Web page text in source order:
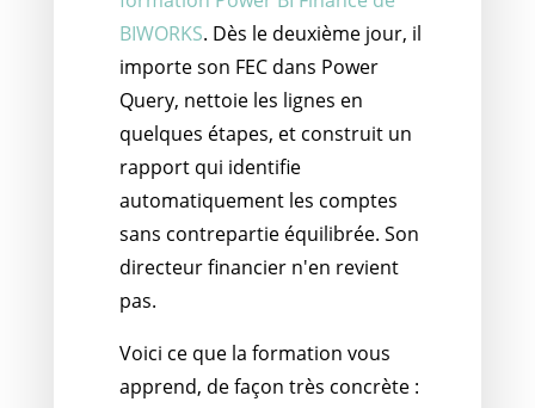
BIWORKS. Dès le deuxième jour, il
importe son FEC dans Power
Query, nettoie les lignes en
quelques étapes, et construit un
rapport qui identifie
automatiquement les comptes
sans contrepartie équilibrée. Son
directeur financier n'en revient
pas.
Voici ce que la formation vous
apprend, de façon très concrète :